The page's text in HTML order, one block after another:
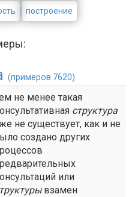
построение
(примеров 7620)
не менее такая
структура
не существует, как и не
создано других
или
взамен